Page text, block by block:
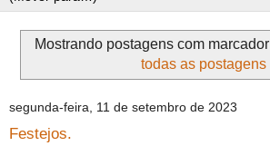
Mostrando postagens com marcador
todas as postagens
segunda-feira, 11 de setembro de 2023
Festejos.